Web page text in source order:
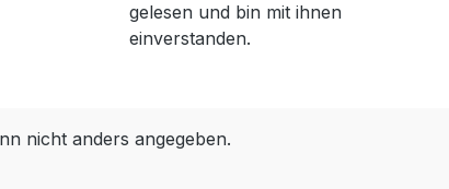
gelesen und bin mit ihnen
einverstanden.
nicht anders angegeben.